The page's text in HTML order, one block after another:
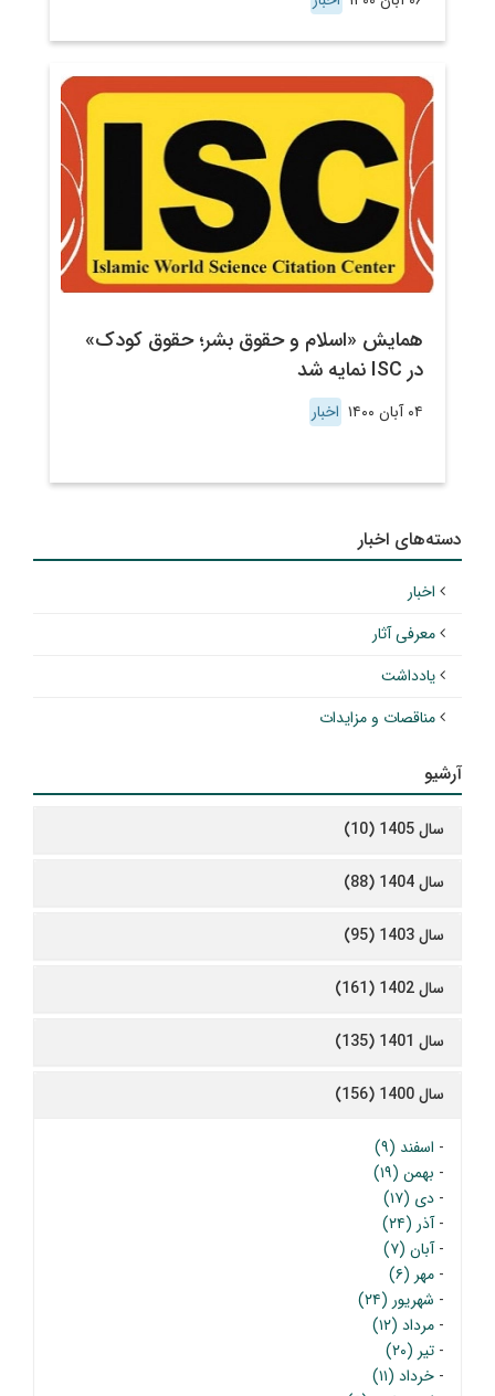
همایش «اسلام و حقوق بشر؛ حقوق کودک»
در ISC نمایه شد
۰۴ آبان ۱۴۰۰ اخبار
دسته‌های اخبار
اخبار
معرفی آثار
یادداشت
مناقصات و مزایدات
آرشیو
سال 1405 (10)
سال 1404 (88)
سال 1403 (95)
سال 1402 (161)
سال 1401 (135)
سال 1400 (156)
- اسفند (۹)
- بهمن (۱۹)
- دی (۱۷)
-آذر (۲۴)
-آبان (۷)
- مهر (۶)
- شهریور (۲۴)
- مرداد (۱۲)
- تیر (۲۰)
- خرداد (۱۱)